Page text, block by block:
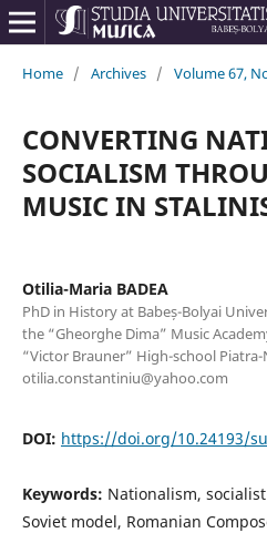
Home / Archives / Volume 67,
CONVERTING
SOCIALISM
MUSIC IN
Otilia-Maria BADEA
PhD in History at Babeș-Bolyai
the “Gheorghe Dima” Music
“Victor Brauner” High-school
otilia.constantiniu@yahoo.com
DOI: https://doi.org/10.24193/
Keywords: Nationalism,
Soviet model, Romanian